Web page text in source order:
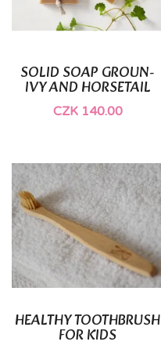
SOLID SOAP GROUN-
IVY AND HORSETAIL
CZK 140.00
HEALTHY TOOTHBRUSH
FOR KIDS